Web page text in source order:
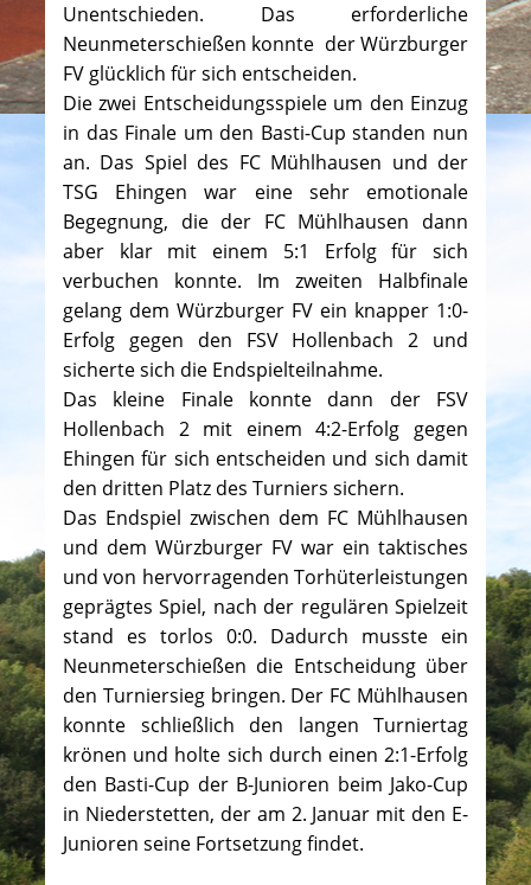
Unentschieden. Das erforderliche
Neunmeterschießen konnte der Würzburger
FV glücklich für sich entscheiden.
Die zwei Entscheidungsspiele um den Einzug
in das Finale um den Basti-Cup standen nun
an. Das Spiel des FC Mühlhausen und der
TSG Ehingen war eine sehr emotionale
Begegnung, die der FC Mühlhausen dann
aber klar mit einem 5:1 Erfolg für sich
verbuchen konnte. Im zweiten Halbfinale
gelang dem Würzburger FV ein knapper 1:0-
Erfolg gegen den FSV Hollenbach 2 und
sicherte sich die Endspielteilnahme.
Das kleine Finale konnte dann der FSV
Hollenbach 2 mit einem 4:2-Erfolg gegen
Ehingen für sich entscheiden und sich damit
den dritten Platz des Turniers sichern.
Das Endspiel zwischen dem FC Mühlhausen
und dem Würzburger FV war ein taktisches
und von hervorragenden Torhüterleistungen
geprägtes Spiel, nach der regulären Spielzeit
stand es torlos 0:0. Dadurch musste ein
Neunmeterschießen die Entscheidung über
den Turniersieg bringen. Der FC Mühlhausen
konnte schließlich den langen Turniertag
krönen und holte sich durch einen 2:1-Erfolg
den Basti-Cup der B-Junioren beim Jako-Cup
in Niederstetten, der am 2. Januar mit den E-
Junioren seine Fortsetzung findet.